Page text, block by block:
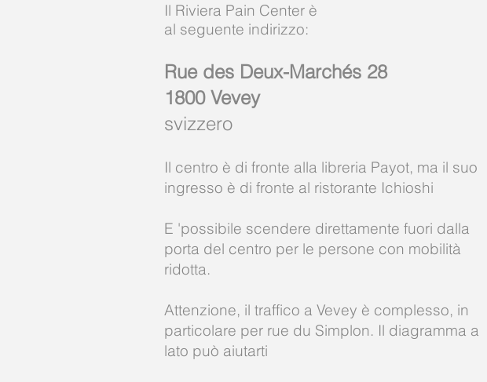
Il Riviera Pain Center è
al seguente indirizzo:
Rue des Deux-Marchés 28
1800 Vevey
svizzero
Il centro è di fronte alla libreria Payot, ma il suo
ingresso è di fronte al ristorante Ichioshi
E 'possibile scendere direttamente fuori dalla
porta del centro per le persone con mobilità
ridotta.
Attenzione, il traffico a Vevey è complesso, in
particolare per rue du Simplon. Il diagramma a
lato può aiutarti